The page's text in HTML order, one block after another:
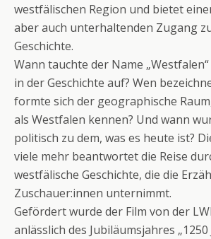
westfälischen Region und bietet
aber auch unterhaltenden Zugang
Geschichte.
Wann tauchte der Name
in der Geschichte auf? Wen
formte sich der geographische
als Westfalen kennen? Und wann
politisch zu dem, was es heute ist?
viele mehr beantwortet die Reise
westfälische Geschichte, die die
Zuschauer:innen unternimmt.
Gefördert wurde der Film von der
anlässlich des Jubiläumsjahres „1250